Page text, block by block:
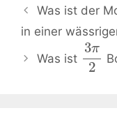
Beitrags-
Navigation
Was ist der
in einer
Was ist
3π
2